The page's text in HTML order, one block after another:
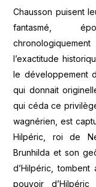
Chausson puisent
fantasmé,
l’exactitude
le développement
qui donnait
qui céda ce
wagnérien, est
Hilpéric, roi de
Brunhilda et son
d’Hilpéric,
pouvoir